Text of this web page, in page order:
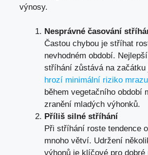
výnosy.
Nesprávné časování
Častou chybou je stříhat
nevhodném období.
stříhání zůstává na začátku
hrozí minimální riziko mrazu
během vegetačního období
zranění mladých výhonků.
Příliš silné stříhání
Při stříhání roste tendence
mnoho větví. Udržení
výhonů je klíčové pro dobré